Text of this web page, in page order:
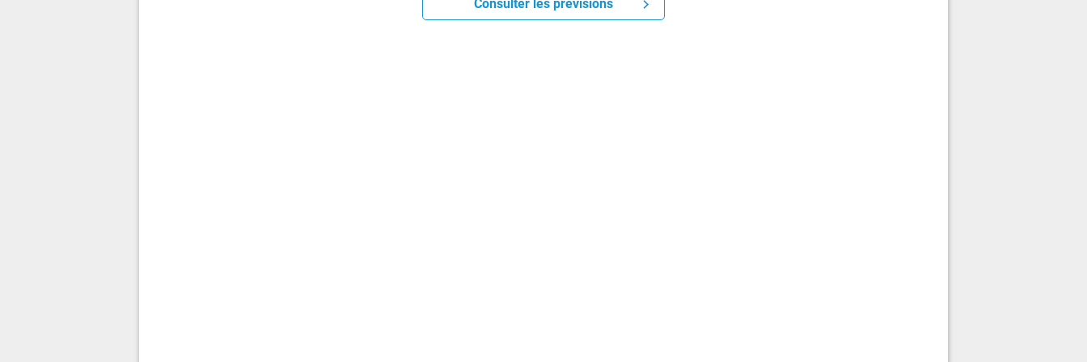
Consulter les prévisions